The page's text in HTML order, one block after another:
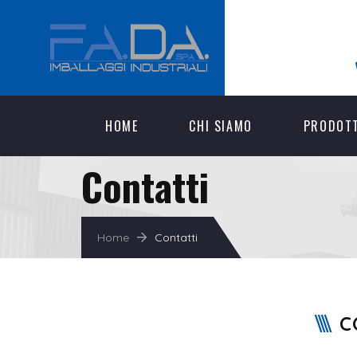
HOME CHI SIAMO
Contatti
Home Contatti